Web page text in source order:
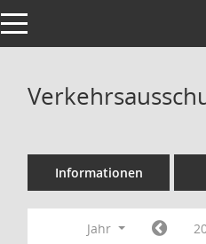
Toggle navigation
Informationen
Jahr